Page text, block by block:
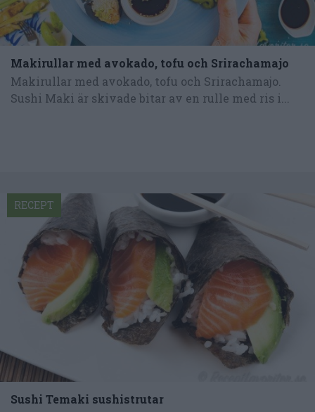
Makirullar med avokado, tofu och Srirachamajo
Makirullar med avokado, tofu och Srirachamajo.
Sushi Maki är skivade bitar av en rulle med ris i...
Sushi Temaki sushistrutar
RECEPT